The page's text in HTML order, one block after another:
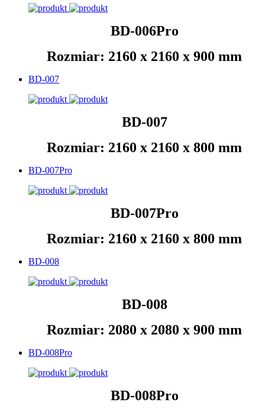
BD-006Pro
Rozmiar: 2160 x 2160 x 900 mm
BD-007
BD-007
Rozmiar: 2160 x 2160 x 800 mm
BD-007Pro
BD-007Pro
Rozmiar: 2160 x 2160 x 800 mm
BD-008
BD-008
Rozmiar: 2080 x 2080 x 900 mm
BD-008Pro
BD-008Pro